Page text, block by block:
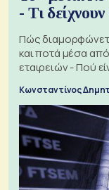
- Τι
Πώς
και ποτά μέσα
εταιρειών - Πού
Κωνσταντίνος